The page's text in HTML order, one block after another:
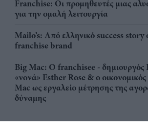
Franchise: Οι προμηθευτές μιας
για την ομαλή λειτουργία
Mailo’s: Από ελληνικό success story
franchise brand
Big Mac: Ο franchisee -
«νονά» Esther Rose & ο
Mac ως εργαλείο μέτρησης της
δύναμης